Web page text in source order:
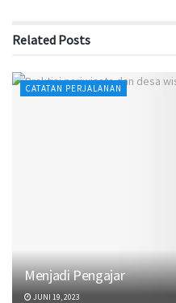
Related Posts
CATATAN PERJALANAN
Menjadi Pengajar
JUNI 19, 2023